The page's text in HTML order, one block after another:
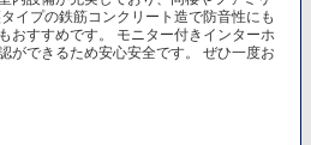
イプの鉄筋コンクリート造で防音性にも
おすすめです。 モニター付きインターホ
ができるため安心安全です。 ぜひ一度お